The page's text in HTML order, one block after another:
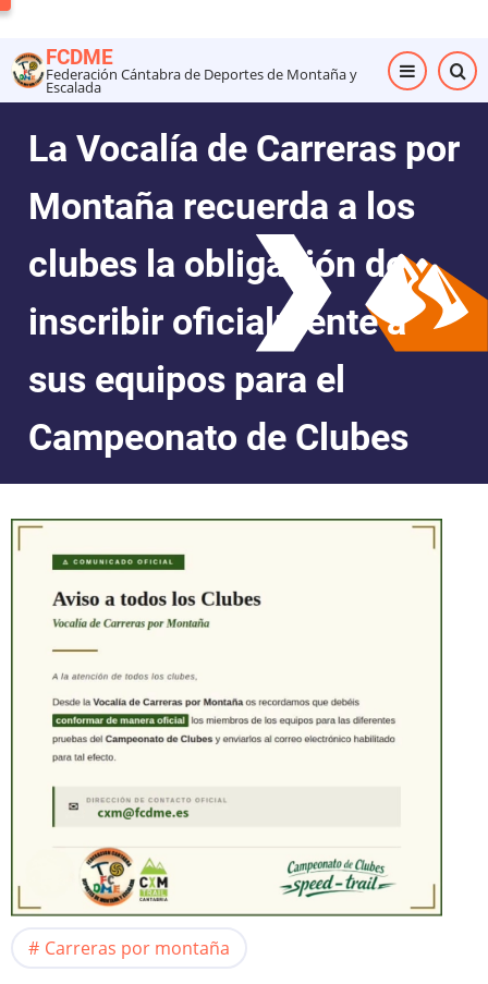
al
contenido
principal
FCDME
Federación Cántabra de Deportes de Montaña y
Escalada
La Vocalía de Carreras por
Montaña recuerda a los
clubes la obligación de
inscribir oficialmente a
sus equipos para el
Campeonato de Clubes
Carreras por montaña